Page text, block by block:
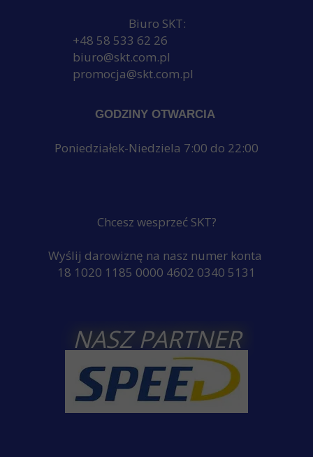
Biuro SKT:
+48 58 533 62 26
biuro@skt.com.pl
promocja@skt.com.pl
GODZINY OTWARCIA
Poniedziałek-Niedziela 7:00 do 22:00
NASZ PARTNER
Chcesz wesprzeć SKT?
Wyślij darowiznę na nasz numer konta
18 1020 1185 0000 4602 0340 5131